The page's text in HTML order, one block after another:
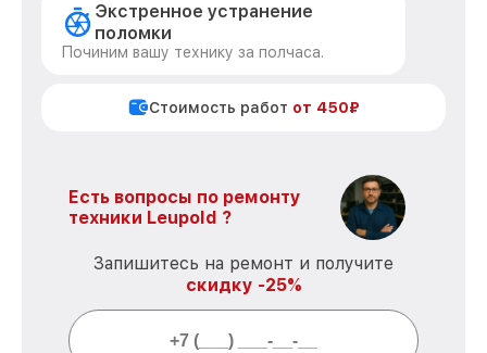
Экстренное устранение
поломки
Починим вашу технику за полчаса.
Стоимость работ от 450₽
Есть вопросы по ремонту
техники Leupold ?
Запишитесь на ремонт и получите
скидку -25%